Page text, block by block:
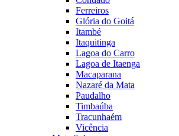
Ferreiros
Glória do Goitá
Itambé
Itaquitinga
Lagoa do Carro
Lagoa de Itaenga
Macaparana
Nazaré da Mata
Paudalho
Timbaúba
Tracunhaém
Vicência